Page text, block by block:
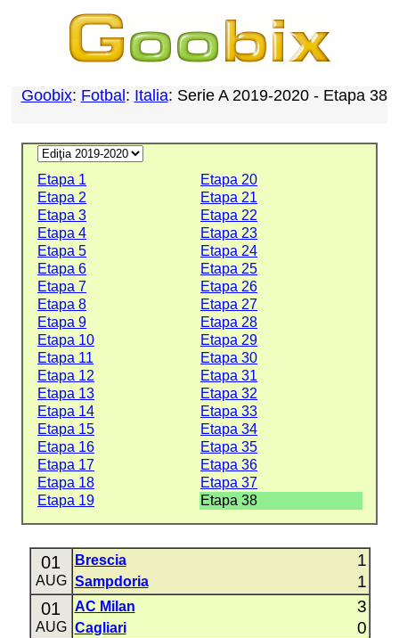
Goobix: Fotbal : Italia: Serie A 2019-2020 - Etapa 38
Etapa 1
Etapa 20
Etapa 2
Etapa 21
Etapa 3
Etapa 22
Etapa 4
Etapa 23
Etapa 5
Etapa 24
Etapa 6
Etapa 25
Etapa 7
Etapa 26
Etapa 8
Etapa 27
Etapa 9
Etapa 28
Etapa 10
Etapa 29
Etapa 11
Etapa 30
Etapa 12
Etapa 31
Etapa 13
Etapa 32
Etapa 14
Etapa 33
Etapa 15
Etapa 34
Etapa 16
Etapa 35
Etapa 17
Etapa 36
Etapa 18
Etapa 37
Etapa 19
Etapa 38
01
AUG
Brescia 1
Sampdoria 1
01
AUG
AC Milan 3
Cagliari 0